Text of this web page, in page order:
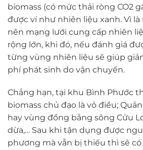
biomass (có mức thải ròng CO2
được ví như nhiên liệu xanh. Vì
nên mạng lưới cung cấp nhiên
rộng lớn, khi đó, nếu đánh giá
từng vùng nhiên liệu sẽ giúp
phí phát sinh do vận chuyển.
Chẳng hạn, tại khu Bình Phước
biomass chủ đạo là vỏ điều;
hay vùng đồng bằng sông Cửu
dừa,… Sau khi tận dụng được
phương mà vẫn bị thiếu thì sẽ